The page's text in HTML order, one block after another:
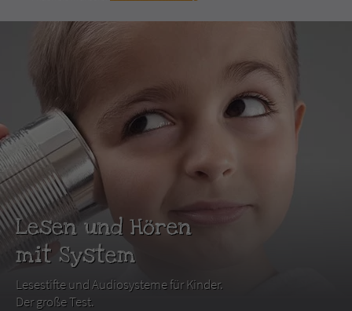
Lesen und Hören
mit System
Lesestifte und Audiosysteme für Kinder.
Der große Test.